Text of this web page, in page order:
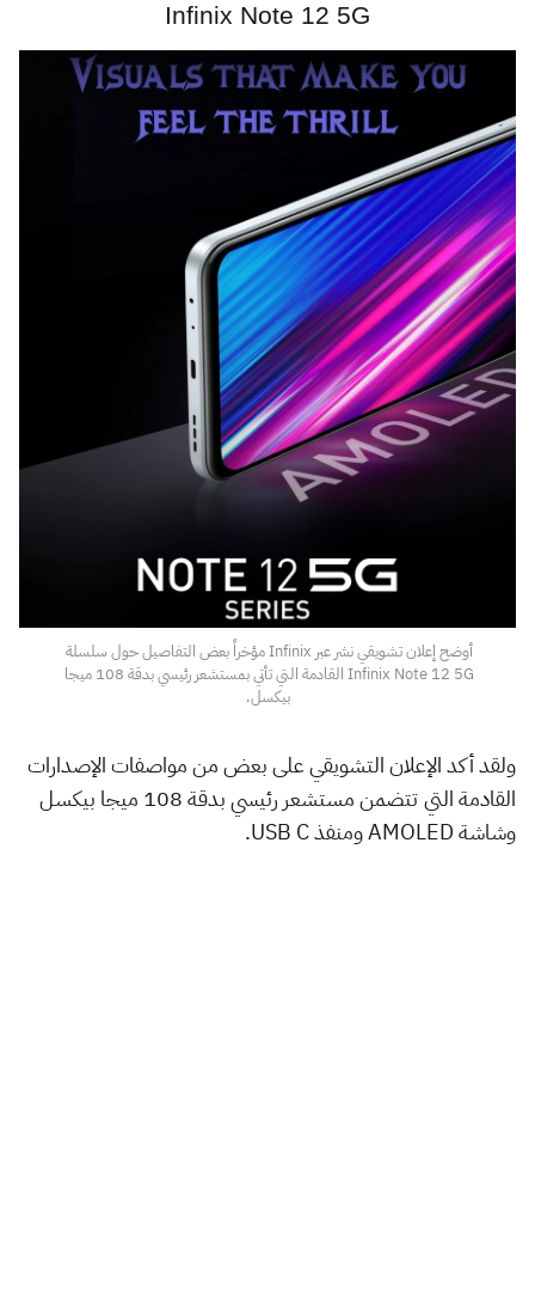
Infinix Note 12 5G
بيكسل.
ولقد أكد الإعلان التشويقي على بعض من مواصفات الإصدارات
القادمة التي تتضمن مستشعر رئيسي بدقة 108 ميجا بيكسل
وشاشة AMOLED ومنفذ USB C.